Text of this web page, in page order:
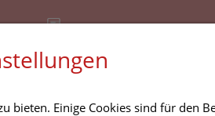
Rezept-Anfrage
bieten. Einige Cookies sind für den